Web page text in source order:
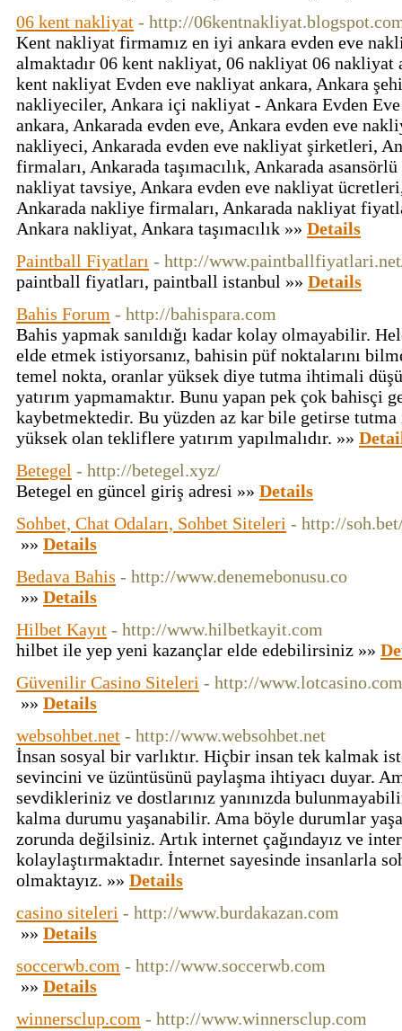
06 kent nakliyat - http://
Kent nakliyat firmamız en iyi ankara evden eve
almaktadır 06 kent nakliyat, 06 nakliyat 06 nakliyat
kent nakliyat Evden eve nakliyat ankara, Ankara
nakliyeciler, Ankara içi nakliyat - Ankara Evden Eve
ankara, Ankarada evden eve, Ankara evden eve
nakliyeci, Ankarada evden eve nakliyat şirketleri,
firmaları, Ankarada taşımacılık, Ankarada
nakliyat tavsiye, Ankara evden eve nakliyat
Ankarada nakliye firmaları, Ankarada nakliyat
Ankara nakliyat, Ankara taşımacılık »» Details
Paintball Fiyatları - http://
paintball fiyatları, paintball istanbul »» Details
Bahis Forum - http://bahispara.com
Bahis yapmak sanıldığı kadar kolay olmayabilir.
elde etmek istiyorsanız, bahisin püf noktalarını
temel nokta, oranlar yüksek diye tutma ihtimali
yatırım yapmamaktır. Bunu yapan pek çok bahisçi
kaybetmektedir. Bu yüzden az kar bile getirse
yüksek olan tekliflere yatırım yapılmalıdır. »»
Betegel - http://betegel.xyz/
Betegel en güncel giriş adresi »» Details
Sohbet, Chat Odaları, Sohbet Siteleri - http://
»» Details
Bedava Bahis - http://www.denemebonusu.co
»» Details
Hilbet Kayıt - http://www.hilbetkayit.com
hilbet ile yep yeni kazançlar elde edebilirsiniz »»
Güvenilir Casino Siteleri - http://
»» Details
websohbet.net - http://www.websohbet.net
İnsan sosyal bir varlıktır. Hiçbir insan tek kalmak
sevincini ve üzüntüsünü paylaşma ihtiyacı duyar.
sevdikleriniz ve dostlarınız yanınızda
kalma durumu yaşanabilir. Ama böyle durumlar
zorunda değilsiniz. Artık internet çağındayız ve
kolaylaştırmaktadır. İnternet sayesinde insanlarla
olmaktayız. »» Details
casino siteleri - http://www.burdakazan.com
»» Details
soccerwb.com - http://www.soccerwb.com
»» Details
winnersclup.com - http://www.winnersclup.com